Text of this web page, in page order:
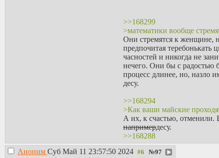
>>168299
>математики вообще
Они стремятся к женщине,
предпочитая теребонькать
часностей и никогда не
нечего. Они бы с радостью
процесс длинее, но, назло
десу.
>>168294
>Как ваши майские
А их, к счастью, отменили.
напримердесу.
>>168288
>берут без высшего
Тебя возьмут куда-угодно
Аноним Суб Май 11 23:57:50 2024 №97